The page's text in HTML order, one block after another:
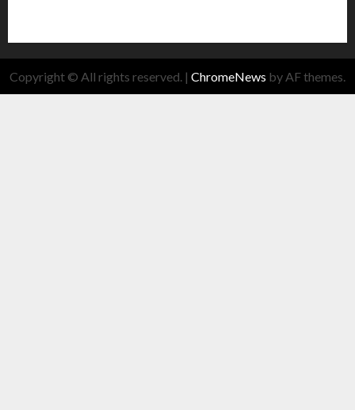
Copyright © All rights reserved. | ChromeNews by AF themes.